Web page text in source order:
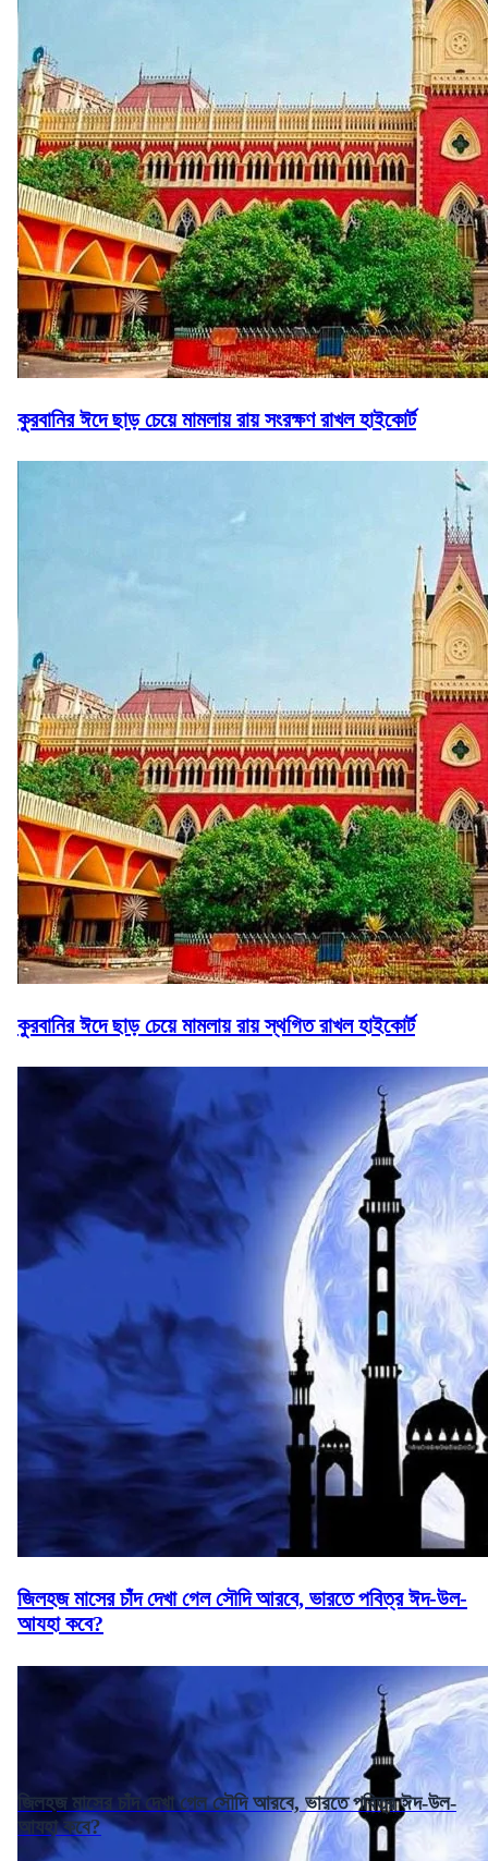
কুরবানির ঈদে ছাড় চেয়ে মামলায় রায় সংরক্ষণ রাখল হাইকোর্ট
কুরবানির ঈদে ছাড় চেয়ে মামলায় রায় স্থগিত রাখল হাইকোর্ট
জিলহজ মাসের চাঁদ দেখা গেল সৌদি আরবে, ভারতে পবিত্র ঈদ-উল-
আযহা কবে?
জিলহজ মাসের চাঁদ দেখা গেল সৌদি আরবে, ভারতে পবিত্র ঈদ-উল-
আযহা কবে?